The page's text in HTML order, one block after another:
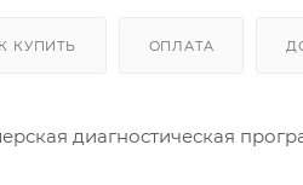
КУПИТЬ ОПЛАТА
диагностическая